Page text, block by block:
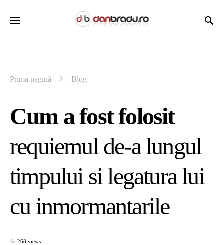
Prima pagină Blog
Cum a fost folosit
requiemul de-a lungul
timpului si legatura lui
cu inmormantarile
268 views